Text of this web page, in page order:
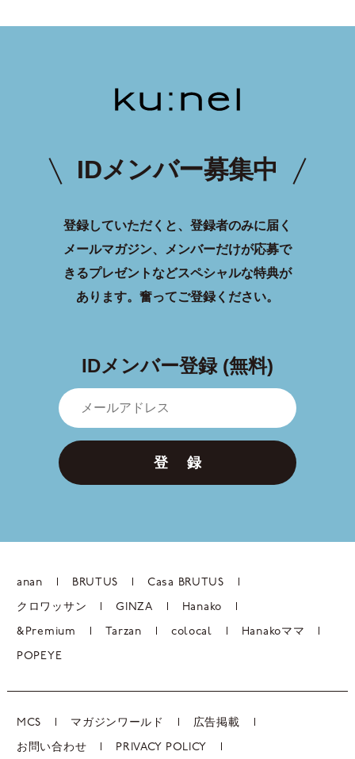
IDメンバー募集中
登録していただくと、登録者のみに届く
メールマガジン、メンバーだけが応募で
きるプレゼントなどスペシャルな特典が
あります。 奮ってご登録ください。
IDメンバー登録 (無料)
登 録
anan BRUTUS Casa BRUTUS
クロワッサン GINZA Hanako
&Premium Tarzan colocal Hanakoママ
POPEYE
MCS マガジンワールド 広告掲載
お問い合わせ PRIVACY POLICY